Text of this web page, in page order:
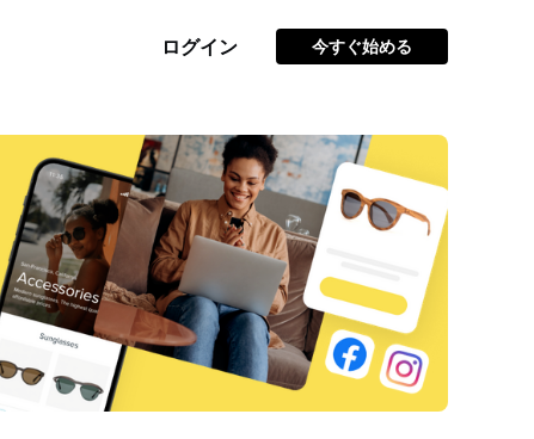
ログイン 今すぐ始める